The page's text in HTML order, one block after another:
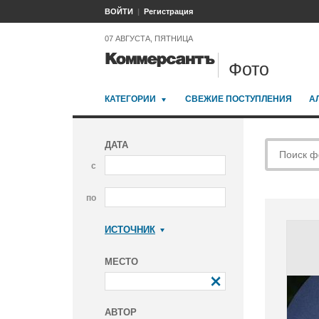
ВОЙТИ Регистрация
07 АВГУСТА, ПЯТНИЦА
Фото
КАТЕГОРИИ СВЕЖИЕ ПОСТУПЛЕНИЯ
ДАТА
с
по
ИСТОЧНИК
МЕСТО
АВТОР